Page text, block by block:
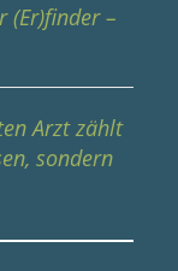
(Er)finder –
Arzt zählt
sondern